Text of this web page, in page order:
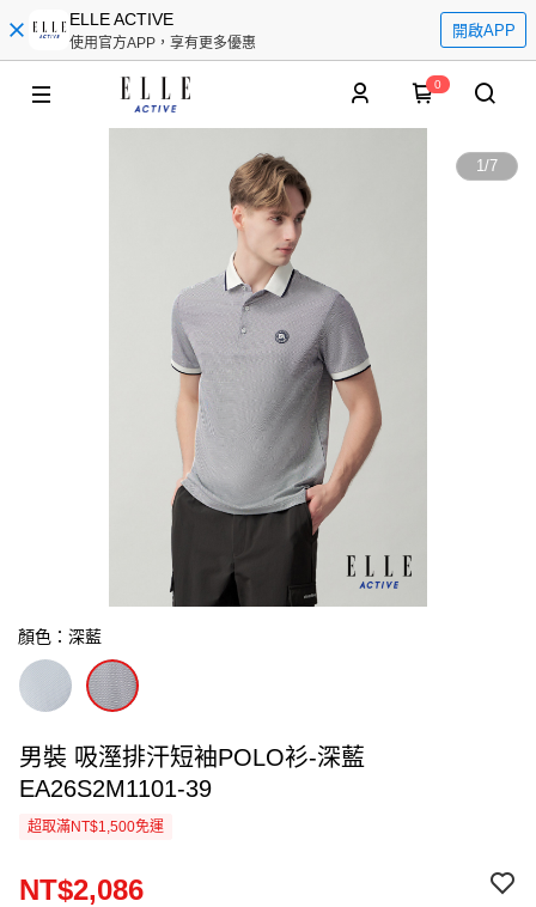
ELLE ACTIVE
使用官方APP，享有更多優惠
開啟APP
0
1/7
顏色：深藍
男裝 吸溼排汗短袖POLO衫-深藍
EA26S2M1101-39
超取滿NT$1,500免運
NT$2,086